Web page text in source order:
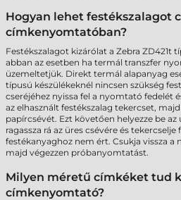
Hogyan lehet festékszalagot
címkenyomtatóban?
Festékszalagot kizárólat a Zebra ZD421t
abban az esetben ha termál transzfer
üzemeltetjük. Direkt termál alapanyag
típusú készülékeknél nincsen szükség
cseréjéhez nyissa fel a nyomtató fedelét
az elhasznált festékszalag tekercset,
papírcsévét. Ezt követően helyezze be
ragassza rá az üres csévére és
festékanyaghoz nem ért. Csukja vissza
majd végezzen próbanyomtatást.
Milyen méretű címkéket tud
címkenyomtató?